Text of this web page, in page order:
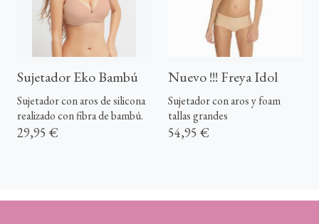
Sujetador Eko Bambú
Sujetador con aros de silicona
realizado con fibra de bambú.
29,95 €
Nuevo !!! Freya Idol
Sujetador con aros y foam
tallas grandes
54,95 €